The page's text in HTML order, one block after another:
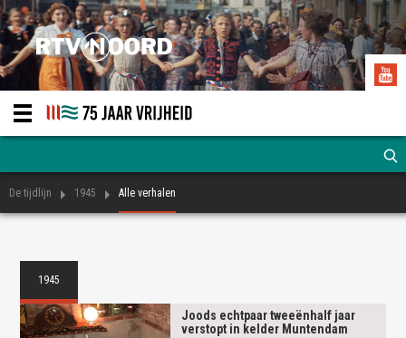
De tijdlijn 1945 Alle verhalen
1945
Joods echtpaar tweeënhalf jaar
verstopt in kelder Muntendam